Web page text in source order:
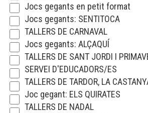
Jocs gegants en petit format
Jocs gegants: SENTITOCA
TALLERS DE CARNAVAL
Jocs gegants: ALÇAQUÍ
TALLERS DE SANT JORDI I
SERVEI D'EDUCADORS/ES
TALLERS DE TARDOR, LA
Joc gegant: ELS QUIRATES
TALLERS DE NADAL